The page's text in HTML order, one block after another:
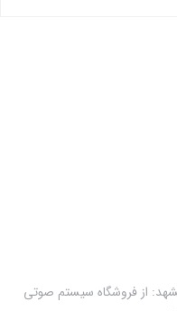
از فروشگاه سیستم صوتی